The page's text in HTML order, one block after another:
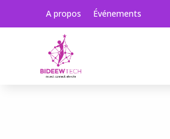
A propos Événements